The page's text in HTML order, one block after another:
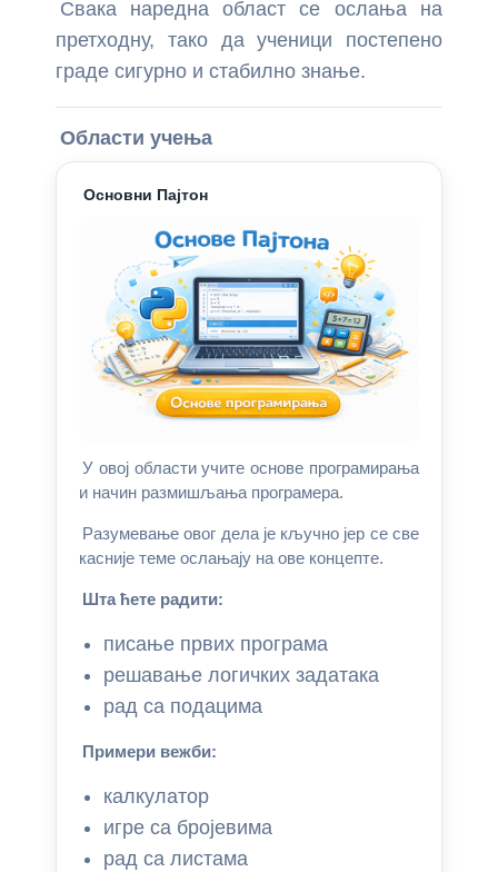
компас са ESP32 и Processing-ом
Акцелерометар са MPU-9250 и ESP32 –
Свака наредна област се ослања на
претходну, тако да ученици постепено
граде сигурно и стабилно знање.
Области учења
Основни Пајтон
У овој области учите основе програмирања
и начин размишљања програмера.
Разумевање овог дела је кључно јер се све
касније теме ослањају на ове концепте.
Шта ћете радити:
писање првих програма
решавање логичких задатака
рад са подацима
Примери вежби:
калкулатор
игре са бројевима
рад са листама